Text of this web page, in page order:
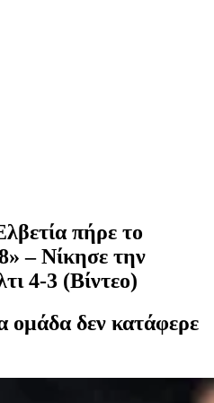
πήρε το
– Νίκησε την
4-3 (Βίντεο)
ομάδα δεν κατάφερε